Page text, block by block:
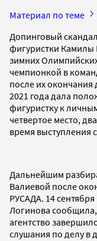
Материал по теме
Допинговый
фигуристки Камилы
зимних
чемпионкой в
после их окончания
2021 года дала
фигуристку к
четвертое место,
время выступления
Дальнейшим
Валиевой после
РУСАДА. 14
Логинова
агентство
слушания по делу в